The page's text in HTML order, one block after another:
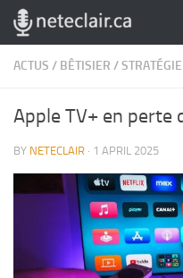
Skip to content
ACTUS / BÊTISIER /
Apple TV+ en perte
BY NETECLAIR · 1 APRIL 2025